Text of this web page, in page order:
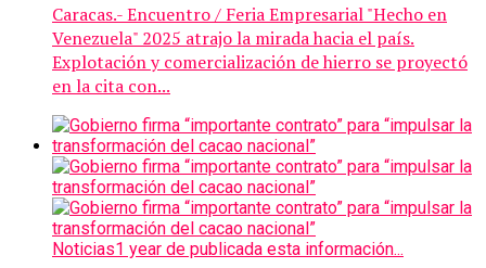
Caracas.- Encuentro / Feria Empresarial "Hecho en
Venezuela" 2025 atrajo la mirada hacia el país.
Explotación y comercialización de hierro se proyectó
en la cita con...
Noticias1 year de publicada esta información...